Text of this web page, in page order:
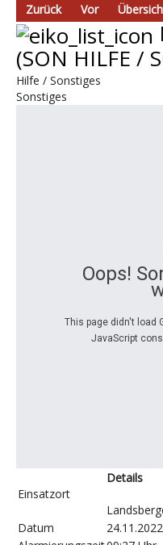
Zurück Vor
(SON HILFE /
Hilfe / Sonstiges
Sonstiges
Oops!
This page didn't load
JavaScript
Einsatzort
Details
Datum
24.11.2022